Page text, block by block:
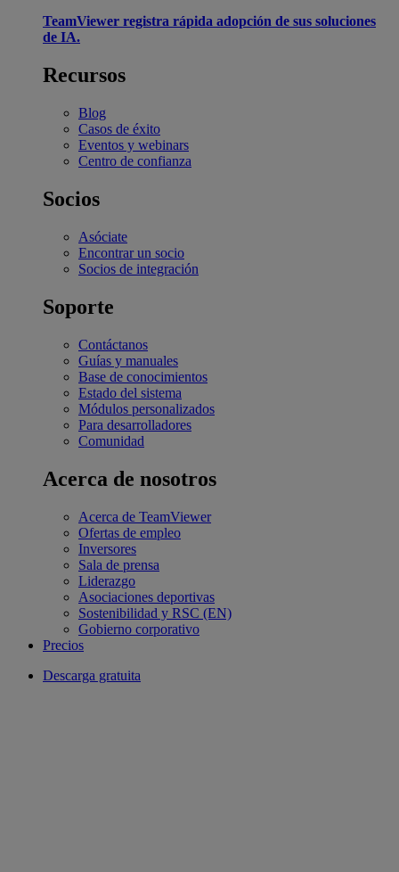
TeamViewer registra rápida adopción de sus soluciones
de IA.
Recursos
Blog
Casos de éxito
Eventos y webinars
Centro de confianza
Socios
Asóciate
Encontrar un socio
Socios de integración
Soporte
Contáctanos
Guías y manuales
Base de conocimientos
Estado del sistema
Módulos personalizados
Para desarrolladores
Comunidad
Acerca de nosotros
Acerca de TeamViewer
Ofertas de empleo
Inversores
Sala de prensa
Liderazgo
Asociaciones deportivas
Sostenibilidad y RSC (EN)
Gobierno corporativo
Precios
Descarga gratuita